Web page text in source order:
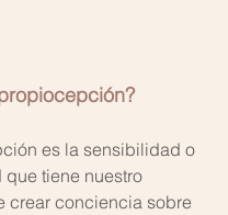
es la sensibilidad o
tiene nuestro
crear conciencia sobre